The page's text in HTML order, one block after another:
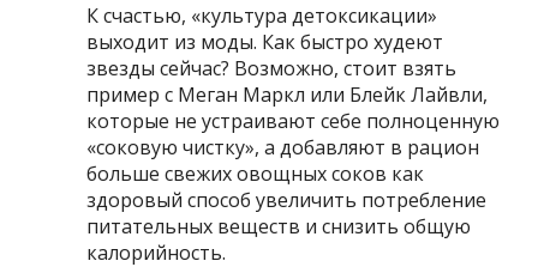
К счастью, «культура детоксикации»
выходит из моды. Как быстро худеют
звезды сейчас? Возможно, стоит взять
пример с Меган Маркл или Блейк Лайвли,
которые не устраивают себе полноценную
«соковую чистку», а добавляют в рацион
больше свежих овощных соков как
здоровый способ увеличить потребление
питательных веществ и снизить общую
калорийность.